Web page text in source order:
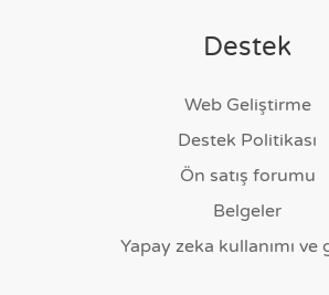
Destek
Web Geliştirme
Destek Politikası
Ön satış forumu
Belgeler
Yapay zeka kullanımı ve